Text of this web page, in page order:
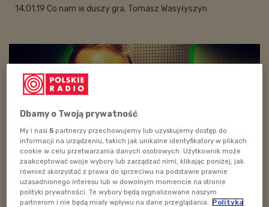
14.01.19 Co nam w duszy gra. Tomasz Wasyłyszyn
Tomasz Wasyłyszyn i Adam Dobrzyński w studiu Polskiego Radia
Dzieciom
Foto: Polskie Radio
Dbamy o Twoją prywatność
My i nasi5 partnerzy przechowujemy lub uzyskujemy dostęp do
informacji na urządzeniu, takich jak unikalne identyfikatory w plikach
cookie w celu przetwarzania danych osobowych. Użytkownik może
zaakceptować swoje wybory lub zarządzać nimi, klikając poniżej, jak
również skorzystać z prawa do sprzeciwu na podstawie prawnie
uzasadnionego interesu lub w dowolnym momencie na stronie
polityki prywatności. Te wybory będą sygnalizowane naszym
partnerom i nie będą miały wpływu na dane przeglądania. Polityka